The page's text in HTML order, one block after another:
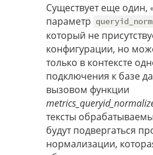
Существует еще один,
параметр
который не
конфигурации, но
только в контексте
подключения к базе
вызовом функции
тексты
будут подвергаться
нормализации,